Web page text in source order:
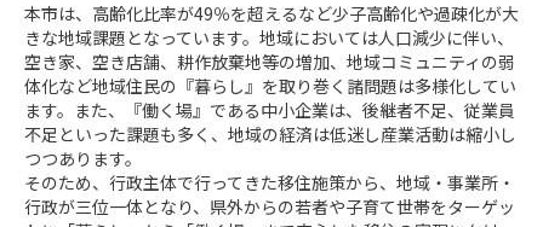
本市は、高齢化比率が49％を超えるなど少子高齢化や過疎化が大
きな地域課題となっています。地域においては人口減少に伴い、
空き家、空き店舗、耕作放棄地等の増加、地域コミュニティの弱
体化など地域住民の『暮らし』を取り巻く諸問題は多様化してい
ます。また、『働く場』である中小企業は、後継者不足、従業員
不足といった課題も多く、地域の経済は低迷し産業活動は縮小し
つつあります。
そのため、行政主体で行ってきた移住施策から、地域・事業所・
行政が三位一体となり、県外からの若者や子育て世帯をターゲッ